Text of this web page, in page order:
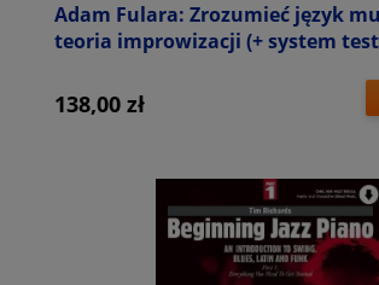
Adam Fulara: Zrozumieć język
teoria improwizacji (+ system
138,00 zł